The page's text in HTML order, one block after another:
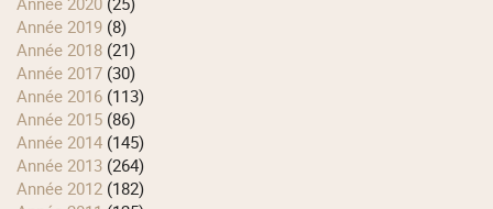
année 2019 (8)
année 2018 (21)
année 2017 (30)
année 2016 (113)
année 2015 (86)
année 2014 (145)
année 2013 (264)
année 2012 (182)